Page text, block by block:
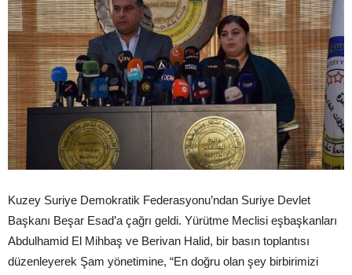
Kuzey Suriye Demokratik Federasyonu’ndan Suriye Devlet
Başkanı Beşar Esad’a çağrı geldi. Yürütme Meclisi eşbaşkanları
Abdulhamid El Mihbaş ve Berivan Halid, bir basın toplantısı
düzenleyerek Şam yönetimine, “En doğru olan şey birbirimizi